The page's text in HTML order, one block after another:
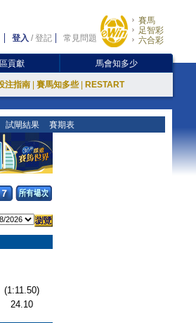
登入 /登記 常見問題
賽馬
足智彩
六合彩
貢獻 馬會知多少
注指南 賽馬知多些 RESTART
試閘結果 賽期表
(1:11.50)
24.10